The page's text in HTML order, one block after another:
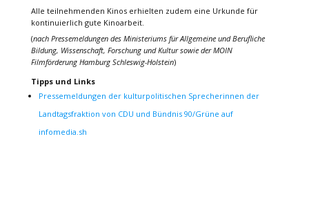
Alle teilnehmenden Kinos erhielten zudem eine Urkunde für
kontinuierlich gute Kinoarbeit.
(nach Pressemeldungen des Ministeriums für Allgemeine und Berufliche
Bildung, Wissenschaft, Forschung und Kultur sowie der MOIN
Filmförderung Hamburg Schleswig-Holstein)
Tipps und Links
Pressemeldungen der kulturpolitischen Sprecherinnen der
Landtagsfraktion von CDU und Bündnis 90/Grüne auf
infomedia.sh